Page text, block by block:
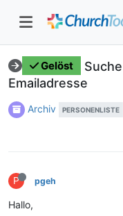
Gelöst
Emailadresse
Archiv PERSONENLISTE
P pgeh
Hallo,